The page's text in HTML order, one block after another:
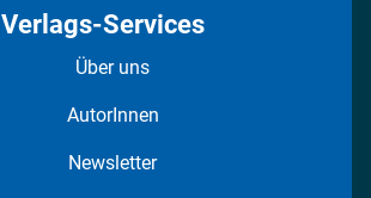
Verlags-Services
Über uns
AutorInnen
Newsletter